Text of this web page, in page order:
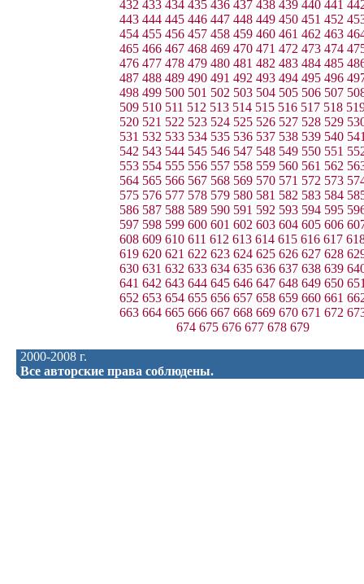
432 433 434 435 436 437 438 439 440 441
443 444 445 446 447 448 449 450 451 452
454 455 456 457 458 459 460 461 462 463
465 466 467 468 469 470 471 472 473 474
476 477 478 479 480 481 482 483 484 485
487 488 489 490 491 492 493 494 495 496
498 499 500 501 502 503 504 505 506 507
509 510 511 512 513 514 515 516 517 518
520 521 522 523 524 525 526 527 528 529
531 532 533 534 535 536 537 538 539 540
542 543 544 545 546 547 548 549 550 551
553 554 555 556 557 558 559 560 561 562
564 565 566 567 568 569 570 571 572 573
575 576 577 578 579 580 581 582 583 584
586 587 588 589 590 591 592 593 594 595
597 598 599 600 601 602 603 604 605 606
608 609 610 611 612 613 614 615 616 617
619 620 621 622 623 624 625 626 627 628
630 631 632 633 634 635 636 637 638 639
641 642 643 644 645 646 647 648 649 650
652 653 654 655 656 657 658 659 660 661
663 664 665 666 667 668 669 670 671 672
674 675 676 677 678 679
2000-2008 г.
Все авторские права соблюдены.